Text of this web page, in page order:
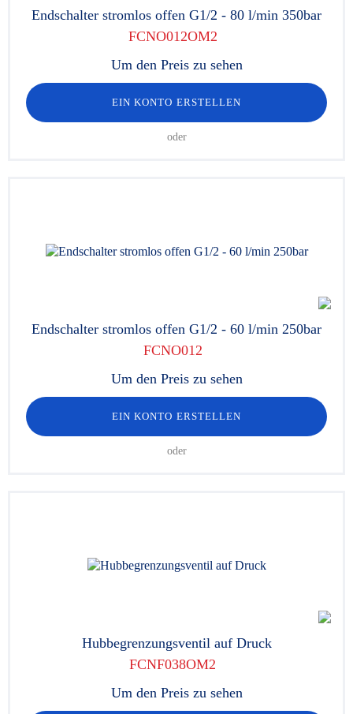
Endschalter stromlos offen G1/2 - 80 l/min 350bar
FCNO012OM2
Um den Preis zu sehen
EIN KONTO ERSTELLEN
oder
Endschalter stromlos offen G1/2 - 60 l/min 250bar
FCNO012
Um den Preis zu sehen
EIN KONTO ERSTELLEN
oder
Hubbegrenzungsventil auf Druck
FCNF038OM2
Um den Preis zu sehen